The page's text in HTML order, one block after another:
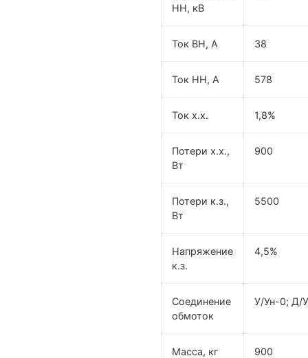
НН, кВ
Ток ВН, А 38
Ток НН, А 578
Ток х.х. 1,8%
Потери х.х.,
Вт
900
Потери к.з.,
Вт
5500
Напряжение
к.з.
4,5%
Соединение
обмоток
У/Ун-0; Д/
Масса, кг 900